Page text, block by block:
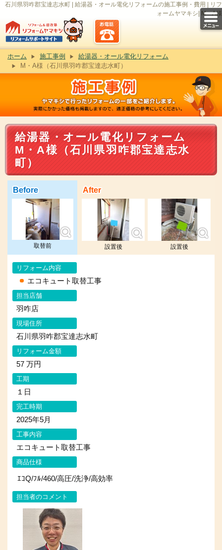
石川県羽咋郡宝達志水町 | 給湯器・オール電化リフォームの施工事例・費用 | リフ
ォームヤマキシ| M・A様
ホーム 施工事例
給湯器・オール電化リフォーム
M・A様（石川県羽咋郡宝達志水町）
給湯器・オール電化リフォーム
M・A様（石川県羽咋郡宝達志水
町）
Before
取替前 設置後 設置後
リフォーム内容
エコキュート取替工事
担当店舗
羽咋店
現場住所
石川県羽咋郡宝達志水町
リフォーム金額
57 万円
工期
１日
完工時期
2025年5月
工事内容
エコキュート取替工事
商品仕様
ｴｺQ/ﾌﾙ/460/高圧/洗浄/高効率
担当者のコメント